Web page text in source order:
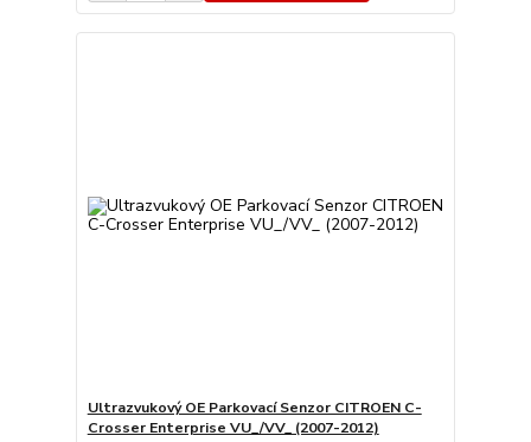
Ultrazvukový OE Parkovací Senzor CITROEN C-
Crosser Enterprise VU_/VV_ (2007-2012)